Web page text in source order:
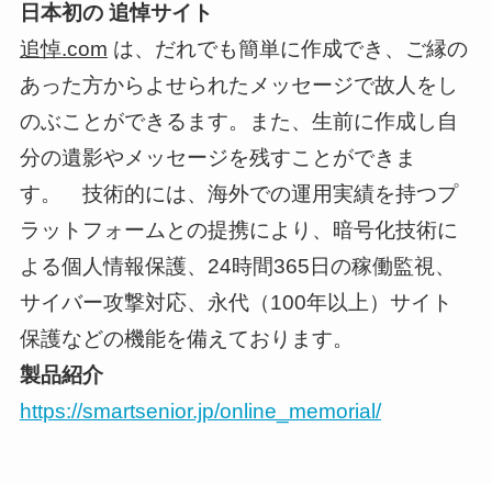
日本初の 追悼サイト
追悼.com は、だれでも簡単に作成でき、ご縁の
あった方からよせられたメッセージで故人をし
のぶことができるます。また、生前に作成し自
分の遺影やメッセージを残すことができま
す。 技術的には、海外での運用実績を持つプ
ラットフォームとの提携により、暗号化技術に
よる個人情報保護、24時間365日の稼働監視、
サイバー攻撃対応、永代（100年以上）サイト
保護などの機能を備えております。
製品紹介
https://smartsenior.jp/online_memorial/